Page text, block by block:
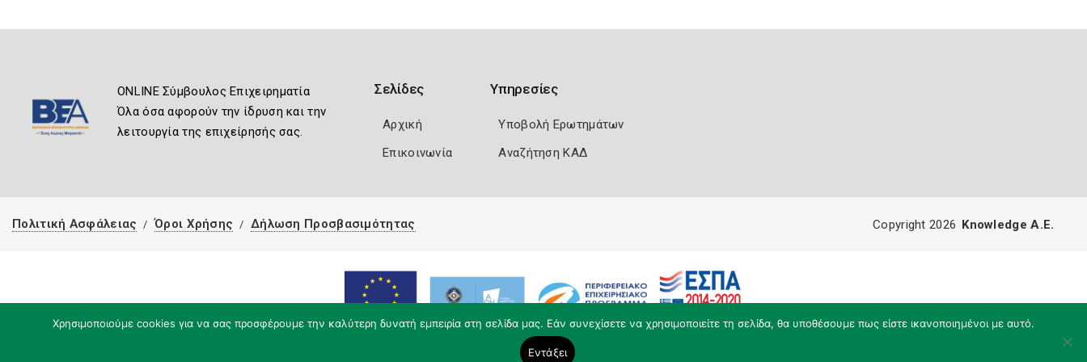
ONLINE Σύμβουλος Επιχειρηματία
Όλα όσα αφορούν την ίδρυση και την
λειτουργία της επιχείρησής σας.
Σελίδες
Αρχική
Επικοινωνία
Υπηρεσίες
Υποβολή Ερωτημάτων
Αναζήτηση ΚΑΔ
Πολιτική Ασφάλειας Όροι Χρήσης Δήλωση Προσβασιμότητας
Χρησιμοποιούμε cookies για να σας προσφέρουμε την καλύτερη δυνατή εμπειρία στη σελίδα μας. Εάν συνεχίσετε να χρησιμοποιείτε τη σελίδα, θα υποθέσουμε πως είστε ικανοποιημένοι με αυτό.
Εντάξει
Copyright 2026 Knowledge A.E.